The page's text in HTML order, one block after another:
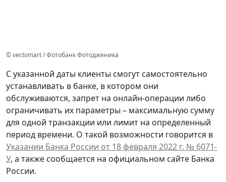
© vectomart / Фотобанк Фотодженика
С указанной даты клиенты смогут самостоятельно
устанавливать в банке, в котором они
обслуживаются, запрет на онлайн-операции либо
ограничивать их параметры – максимальную сумму
для одной транзакции или лимит на определенный
период времени. О такой возможности говорится в
Указании Банка России от 18 февраля 2022 г. № 6071-
У, а также сообщается на официальном сайте Банка
России.